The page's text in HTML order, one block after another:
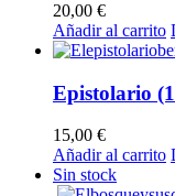
20,00 €
Añadir al carrito
Epistolario
15,00 €
Añadir al carrito
Sin stock